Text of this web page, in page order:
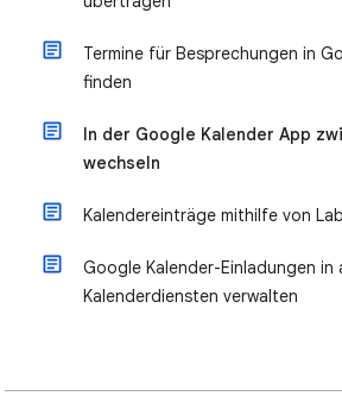
Termine für Besprechungen in
finden
In der Google Kalender App
wechseln
Kalendereinträge mithilfe von
Google Kalender-Einladungen in
Kalenderdiensten verwalten